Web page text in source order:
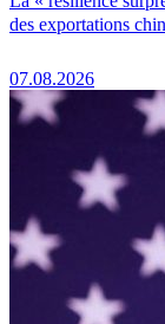
des exportations
07.08.2026